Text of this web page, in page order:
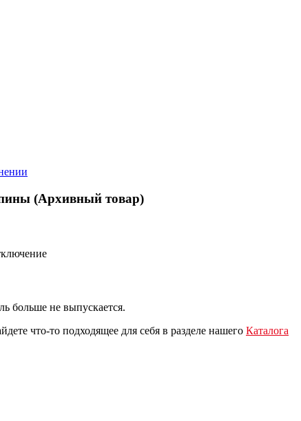
(Архивный товар)
больше не выпускается.
что-то подходящее для себя в разделе нашего Каталога